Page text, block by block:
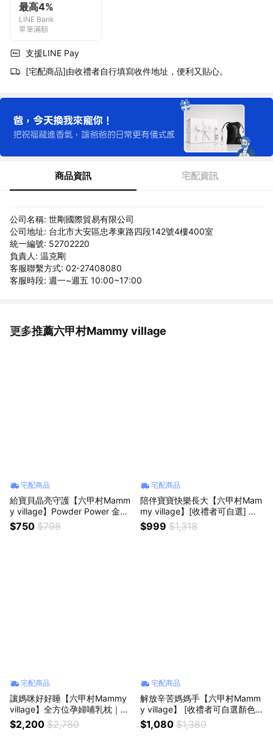
最高4%
LINE Bank
單筆滿額
支援LINE Pay
[宅配商品]由收禮者自行填寫收件地址，便利又貼心。
商品資訊 宅配資訊
公司名稱: 世剛國際貿易有限公司
公司地址: 台北市大安區忠孝東路四段142號4樓400室
統一編號: 52702220
負責人: 温克剛
客服聯繫方式: 02-27408080
客服時段: 週一~週五 10:00~17:00
更多推薦六甲村Mammy village
看更多
宅配商品
給寶貝晶亮守護【六甲村Mamm
y village】Powder Power 金盞
花軟糖(葡萄風味) 好吃又營養｜
心意提袋+暖心小卡 營養補充 守
$750 $798
宅配商品
陪伴寶寶快樂長大【六甲村Mam
my village】[收禮者可自選] 彌
月禮盒組｜新生兒 彌月禮 滿月
禮 月子中心 探訪禮 新手爸媽 呵
$999 $1,318
宅配商品
讓媽咪好好睡【六甲村Mammy
village】全方位孕婦哺乳枕｜瞬
涼柔膚 [收禮者可自選] 附暖心祝
福卡 涼感 懷孕 好眠 紓壓 放鬆
$2,200 $2,780
宅配商品
解放辛苦媽媽手【六甲村Mamm
y village】 [收禮者可自選顏色]
SoClose輕餵可調式孕婦哺乳枕
懷孕 孕媽咪 好好睡 餵奶 哺乳 防
$1,080 $1,380